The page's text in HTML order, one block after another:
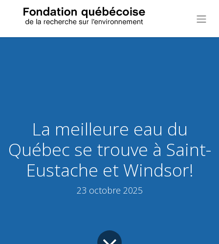
La meilleure eau du
Québec se trouve à Saint-
Eustache et Windsor!
23 octobre 2025